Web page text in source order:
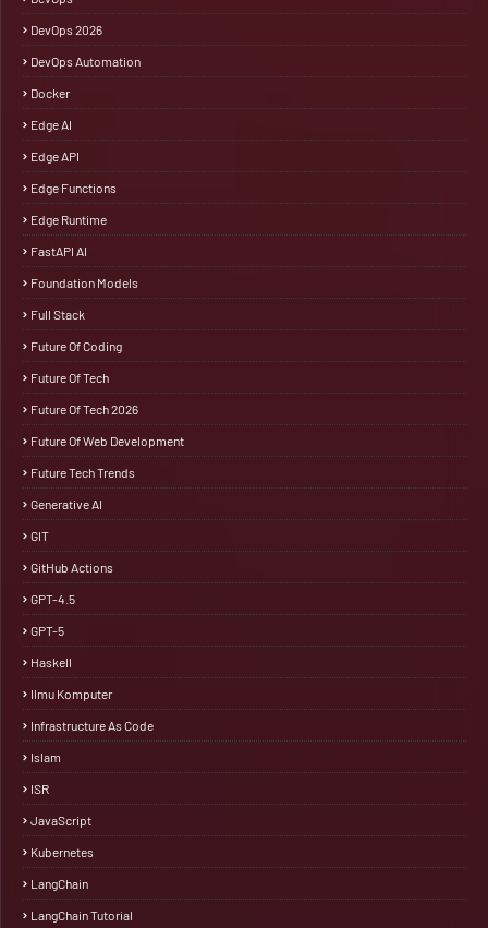
DevOps 2026
DevOps Automation
Docker
Edge AI
Edge API
Edge Functions
Edge Runtime
FastAPI AI
Foundation Models
Full Stack
Future Of Coding
Future Of Tech
Future Of Tech 2026
Future Of Web Development
Future Tech Trends
Generative AI
GIT
GitHub Actions
GPT-4.5
GPT-5
Haskell
Ilmu Komputer
Infrastructure As Code
Islam
ISR
JavaScript
Kubernetes
LangChain
LangChain Tutorial